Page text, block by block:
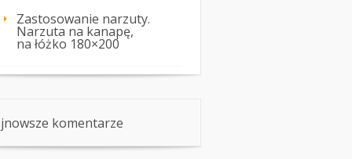
Zastosowanie narzuty.
Narzuta na kanapę,
na łóżko 180×200
komentarze